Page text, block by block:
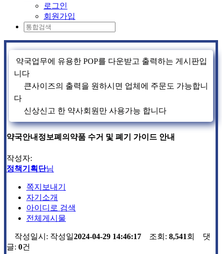
로그인
회원가입
약국업무에 유용한 POP를 다운받고 출력하는 게시판입
니다
큰사이즈의 출력을 원하시면 업체에 주문도 가능합니
다
신상신고 한 약사회원만 사용가능 합니다
약국안내정보폐의약품 수거 및 폐기 가이드 안내
작성자:
정책기획단님
쪽지보내기
자기소개
아이디로 검색
전체게시물
작성일시: 작성일2024-04-29 14:46:17 조회: 8,541회 댓
글: 0건